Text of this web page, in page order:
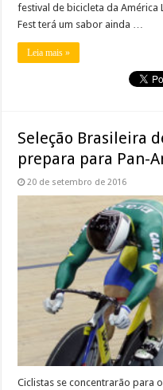
festival de bicicleta da América
Fest terá um sabor ainda …
Leia mais »
Seleção Brasileira
prepara para Pan-
20 de setembro de 2016
Ciclistas se concentrarão para